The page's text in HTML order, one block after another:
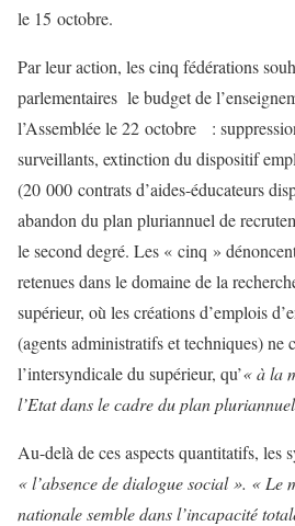
le 15 octobre.
Par leur action, les cinq fédérations
parlementaires le budget de
l’Assemblée le 22 octobre :
surveillants, extinction du dispositif
(20 000 contrats d’aides-éducateurs
abandon du plan pluriannuel de
le second degré. Les « cinq »
retenues dans le domaine de la
supérieur, où les créations d’emplois
(agents administratifs et techniques) ne
l’intersyndicale du supérieur, qu’« à la
l’Etat dans le cadre du plan
Au-delà de ces aspects quantitatifs, les
« l’absence de dialogue social ». « Le
nationale semble dans l’incapacité